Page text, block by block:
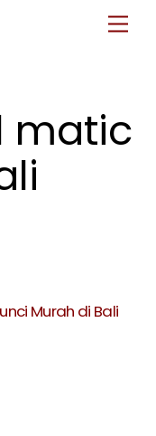
matic
Murah di Bali